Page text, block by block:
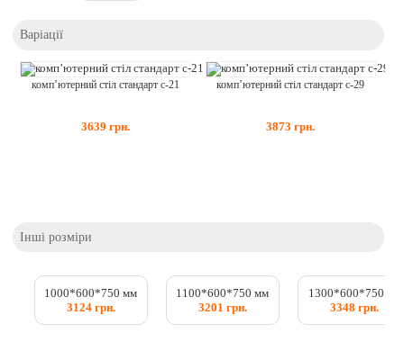
Варіації
комп’ютерний стіл стандарт с-21
3639 грн.
комп’ютерний стіл стандарт с-29
3873 грн.
Інші розміри
1000*600*750 мм
3124 грн.
1100*600*750 мм
3201 грн.
1300*600*750 мм
3348 грн.